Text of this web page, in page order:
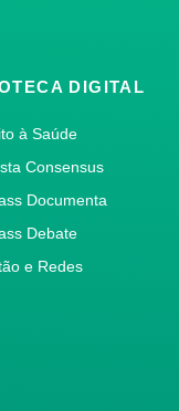
DIGITAL
à Saúde
Consensus
Documenta
Debate
e Redes